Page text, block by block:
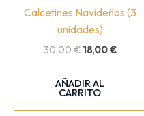
Calcetines Navideños (3
unidades)
30,00€El
era:
30,00 €.
18,00€El
AÑADIR AL
CARRITO